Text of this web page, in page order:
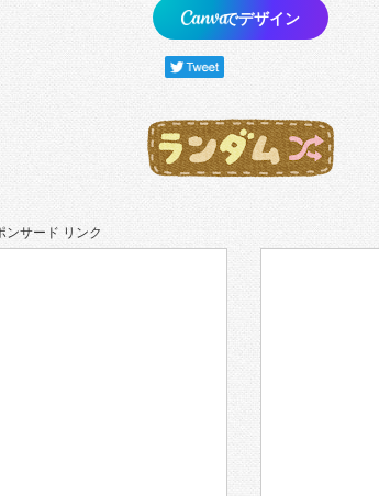
でデザイン
ンサード リンク